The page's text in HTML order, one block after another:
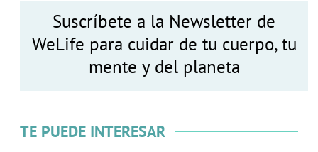
Suscríbete a la Newsletter de
WeLife para cuidar de tu cuerpo, tu
mente y del planeta
TE PUEDE INTERESAR